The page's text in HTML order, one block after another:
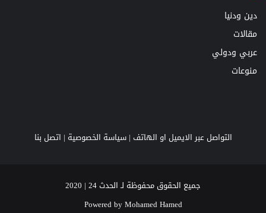
دين ودنيا
مقالات
عربي ودولي
منوعات
التواصل عبر الايميل او الهاتف |سياسة الخصوصية | اتصل بنا
جميع الحقوق محفوظة لـ الحدث 24 | 2020
Powered byMohamed Hamed